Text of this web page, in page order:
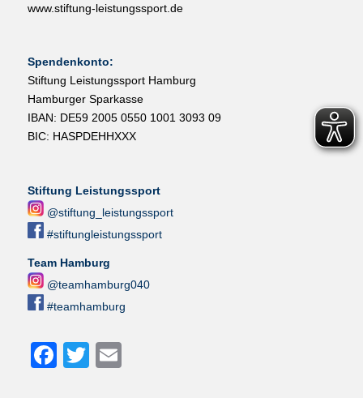
www.stiftung-leistungssport.de
Spendenkonto:
Stiftung Leistungssport Hamburg
Hamburger Sparkasse
IBAN: DE59 2005 0550 1001 3093 09
BIC: HASPDEHHXXX
Stiftung Leistungssport
@stiftung_leistungssport
#stiftungleistungssport
Team Hamburg
@teamhamburg040
#teamhamburg
Facebook
Twitter